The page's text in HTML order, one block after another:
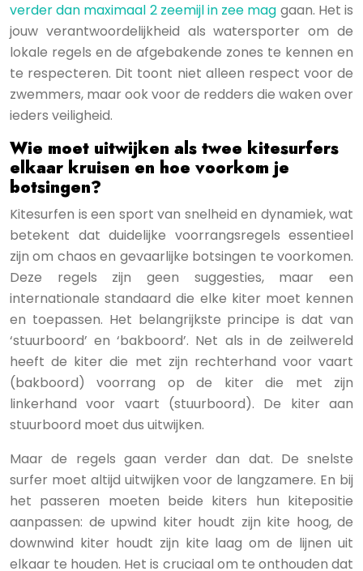
verder dan maximaal 2 zeemijl in zee mag gaan. Het is
jouw verantwoordelijkheid als watersporter om de
lokale regels en de afgebakende zones te kennen en
te respecteren. Dit toont niet alleen respect voor de
zwemmers, maar ook voor de redders die waken over
ieders veiligheid.
Wie moet uitwijken als twee kitesurfers
elkaar kruisen en hoe voorkom je
botsingen?
Kitesurfen is een sport van snelheid en dynamiek, wat
betekent dat duidelijke voorrangsregels essentieel
zijn om chaos en gevaarlijke botsingen te voorkomen.
Deze regels zijn geen suggesties, maar een
internationale standaard die elke kiter moet kennen
en toepassen. Het belangrijkste principe is dat van
‘stuurboord’ en ‘bakboord’. Net als in de zeilwereld
heeft de kiter die met zijn rechterhand voor vaart
(bakboord) voorrang op de kiter die met zijn
linkerhand voor vaart (stuurboord). De kiter aan
stuurboord moet dus uitwijken.
Maar de regels gaan verder dan dat. De snelste
surfer moet altijd uitwijken voor de langzamere. En bij
het passeren moeten beide kiters hun kitepositie
aanpassen: de upwind kiter houdt zijn kite hoog, de
downwind kiter houdt zijn kite laag om de lijnen uit
elkaar te houden. Het is cruciaal om te onthouden dat